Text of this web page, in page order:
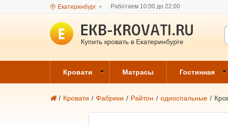
Екатеринбург Работаем 10:00 до 22:00
Купить кровать в Екатеринбурге
Кровати Матрасы Гостинная
/ Кровати / Фабрики / Райтон / односпальные /